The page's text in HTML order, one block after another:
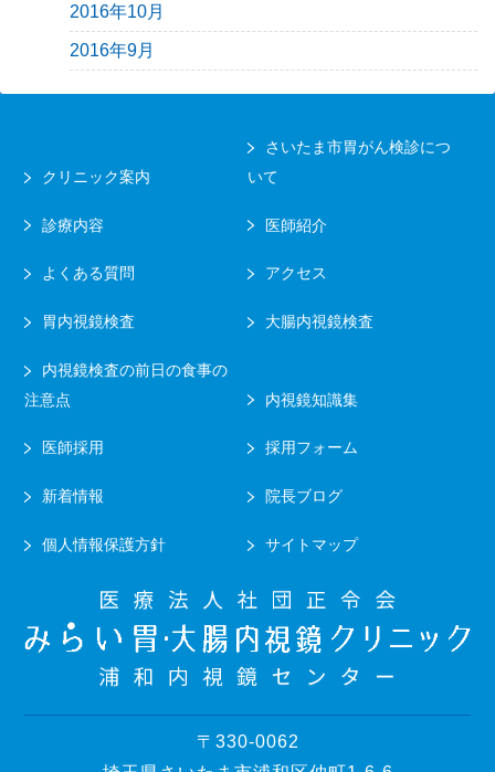
2016年10月
2016年9月
クリニック案内
さいたま市胃がん検診につ
いて
診療内容 医師紹介
よくある質問 アクセス
胃内視鏡検査 大腸内視鏡検査
内視鏡検査の前日の食事の
注意点
内視鏡知識集
医師採用 採用フォーム
新着情報 院長ブログ
個人情報保護方針 サイトマップ
〒330-0062